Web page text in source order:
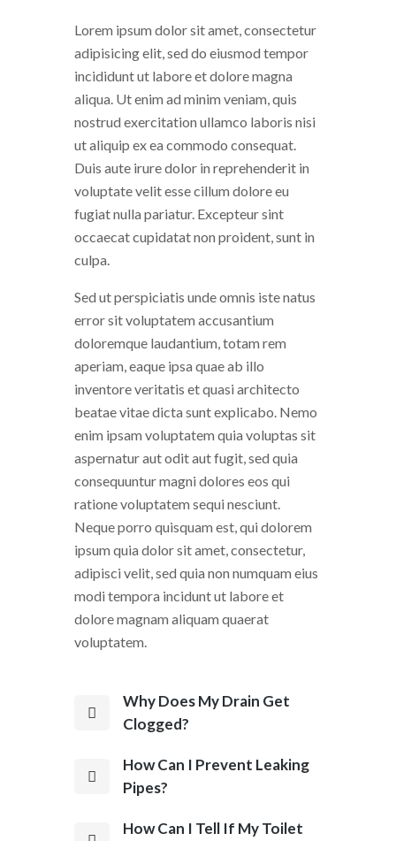
Lorem ipsum dolor sit amet, consectetur
adipisicing elit, sed do eiusmod tempor
incididunt ut labore et dolore magna
aliqua. Ut enim ad minim veniam, quis
nostrud exercitation ullamco laboris nisi
ut aliquip ex ea commodo consequat.
Duis aute irure dolor in reprehenderit in
voluptate velit esse cillum dolore eu
fugiat nulla pariatur. Excepteur sint
occaecat cupidatat non proident, sunt in
culpa.
Sed ut perspiciatis unde omnis iste natus
error sit voluptatem accusantium
doloremque laudantium, totam rem
aperiam, eaque ipsa quae ab illo
inventore veritatis et quasi architecto
beatae vitae dicta sunt explicabo. Nemo
enim ipsam voluptatem quia voluptas sit
aspernatur aut odit aut fugit, sed quia
consequuntur magni dolores eos qui
ratione voluptatem sequi nesciunt.
Neque porro quisquam est, qui dolorem
ipsum quia dolor sit amet, consectetur,
adipisci velit, sed quia non numquam eius
modi tempora incidunt ut labore et
dolore magnam aliquam quaerat
voluptatem.
Why Does My Drain Get
Clogged?
How Can I Prevent Leaking
Pipes?
How Can I Tell If My Toilet